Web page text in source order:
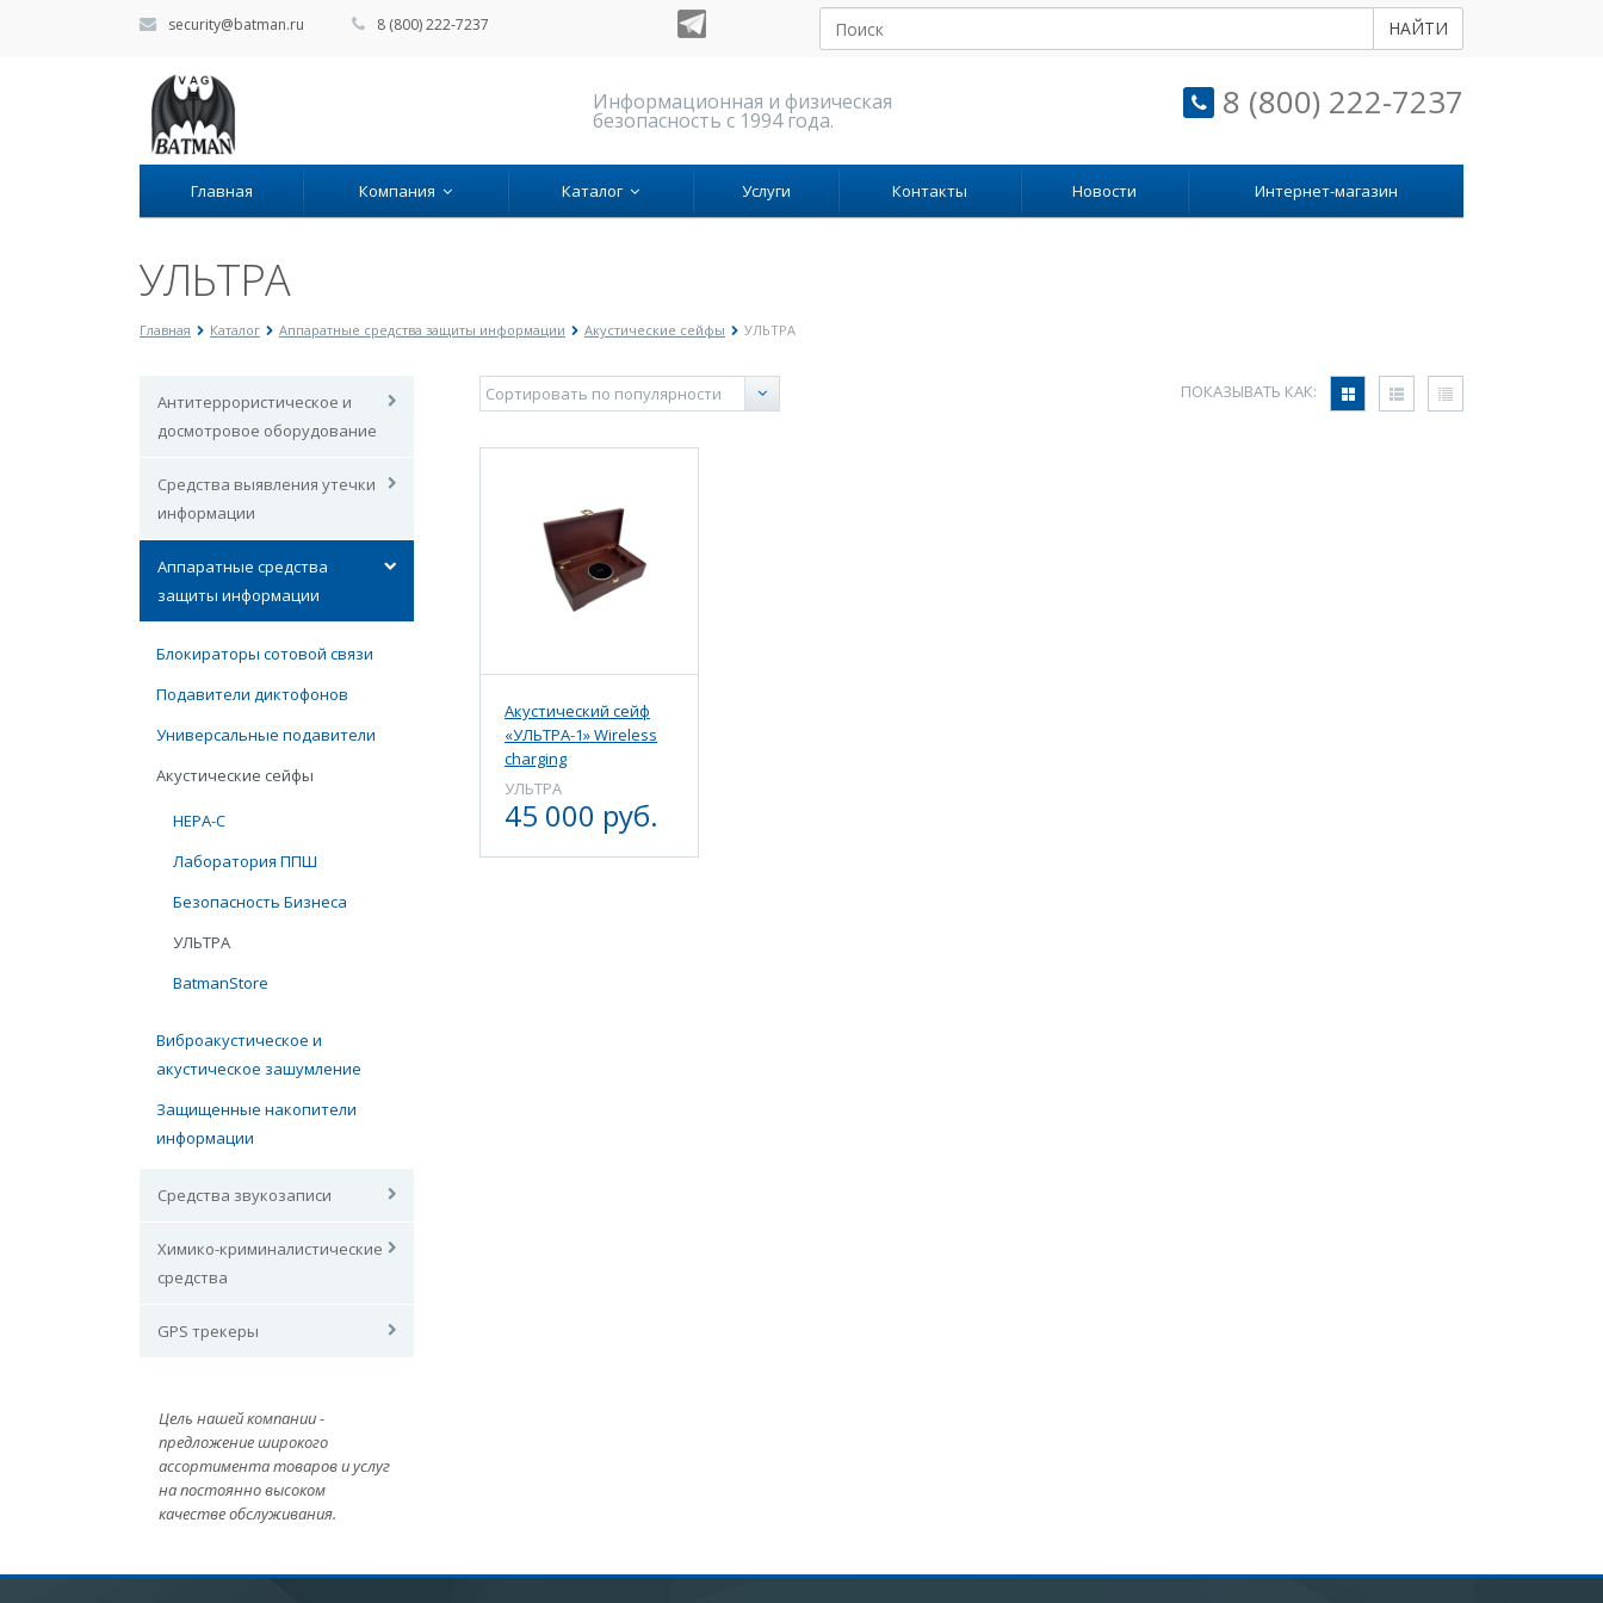
security@batman.ru 8 (800) 222-7237 НАЙТИ
Информационная и физическая
безопасность с 1994 года. 8 (800) 222-7237
Главная Компания Каталог Услуги Контакты Новости Интернет-магазин
УЛЬТРА
Главная Каталог Аппаратные средства защиты информации Акустические сейфы УЛЬТРА
Антитеррористическое и
досмотровое оборудование
Средства выявления утечки
информации
Аппаратные средства
защиты информации
Блокираторы сотовой связи
Подавители диктофонов
Универсальные подавители
Акустические сейфы
НЕРА-С
Лаборатория ППШ
Безопасность Бизнеса
УЛЬТРА
BatmanStore
Виброакустическое и
акустическое зашумление
Защищенные накопители
информации
Средства звукозаписи
Химико-криминалистические
средства
GPS трекеры
Цель нашей компании -
предложение широкого
ассортимента товаров и услуг
на постоянно высоком
качестве обслуживания.
ПОКАЗЫВАТЬ КАК:
Акустический сейф
«УЛЬТРА-1» Wireless
charging
УЛЬТРА
45 000 руб.